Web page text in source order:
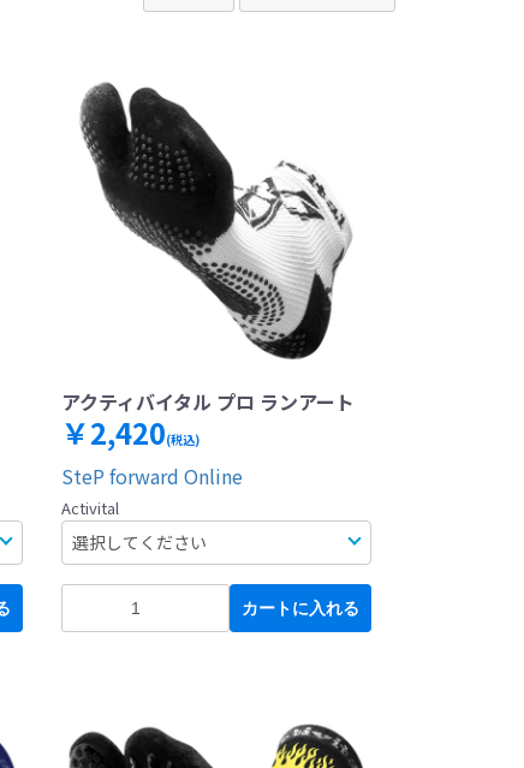
アクティバイタル プロ ランアート
￥2,420(税込)
SteP forward Online
Activital
カートに入れる